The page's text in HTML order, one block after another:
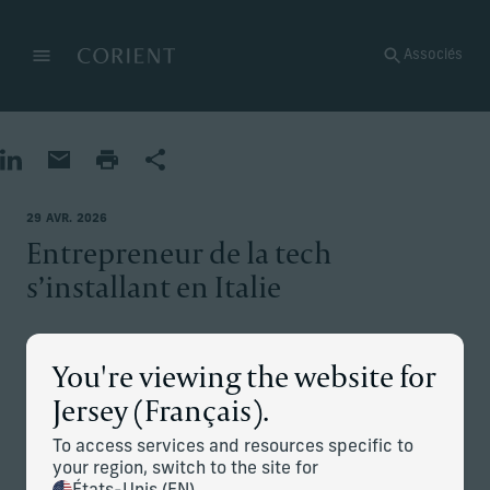
MenuRetour à la page d’accueil
You're viewing the website for
Jersey (Français).
To access services and resources specific to
your region, switch to the site for
Associés
Partager sur LinkedIn
Partager par e-mail
Imprimer la page
Partager
29 AVR. 2026
Entrepreneur de la tech
s’installant en Italie
La situation
Un entrepreneur autodidacte a connu une augmentation
soudaine de sa fortune grâce au succès de son entreprise
technologique. Il souhaitait s’installer dans une juridiction
offrant un régime fiscal plus favorable et a étudié plusieurs